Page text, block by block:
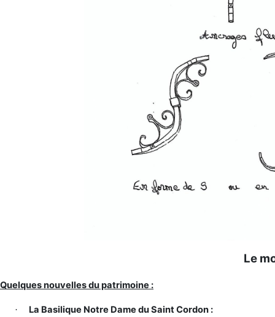
Le
Quelques nouvelles du patrimoine :
· La Basilique Notre Dame du Saint Cordon :